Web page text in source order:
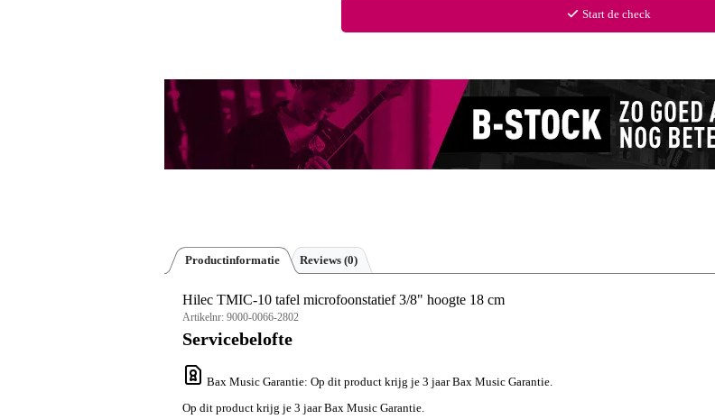
Start de check
Productinformatie Reviews (0)
Hilec TMIC-10 tafel microfoonstatief 3/8" hoogte 18 cm
Artikelnr: 9000-0066-2802
Servicebelofte
Bax Music Garantie: Op dit product krijg je 3 jaar Bax Music Garantie.
Op dit product krijg je 3 jaar Bax Music Garantie.